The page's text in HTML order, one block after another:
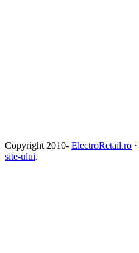
Copyright 2010- ElectroRetail.ro ·
site-ului.